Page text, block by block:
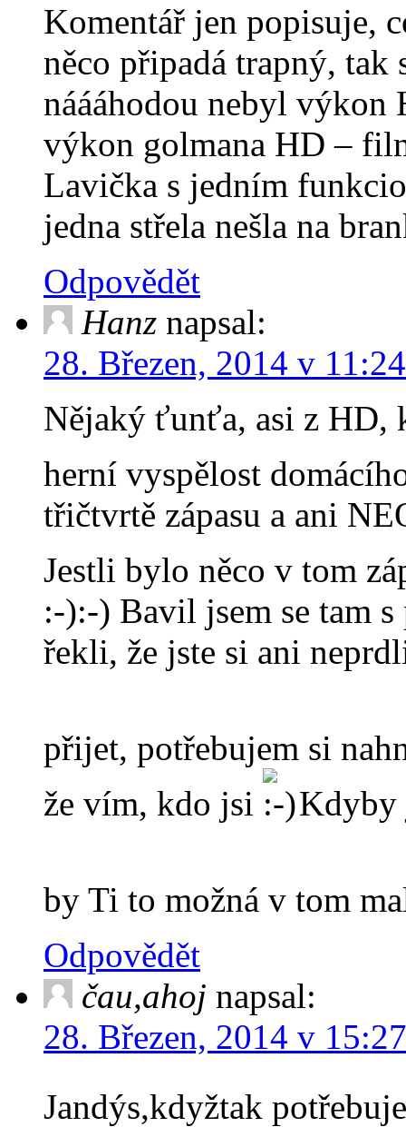
Komentář jen popisuje,
něco připadá trapný, tak
náááhodou nebyl
výkon golmana HD –
Lavička s jedním
jedna střela nešla na
Odpovědět
Hanz napsal:
28. Březen, 2014 v 11:24
Nějaký ťunťa, asi z HD,
herní vyspělost
třičtvrtě zápasu a ani
Jestli bylo něco v tom
:-):-) Bavil jsem se tam
řekli, že jste si ani
přijet, potřebujem si
že vím, kdo jsi
Kdyby
by Ti to možná v tom
Odpovědět
čau,ahoj napsal:
28. Březen, 2014 v 15:27
Jandýs,kdyžtak